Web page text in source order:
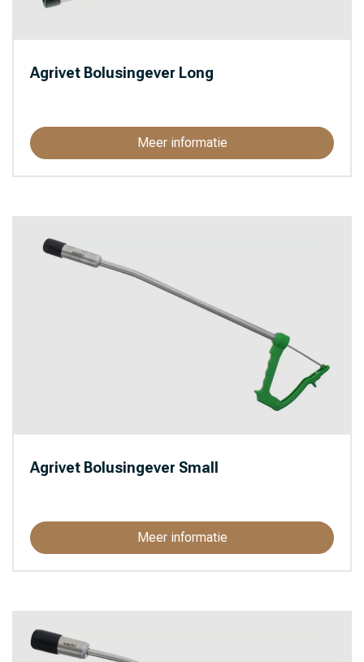
Agrivet Bolusingever Long
Meer informatie
Agrivet Bolusingever Small
Meer informatie